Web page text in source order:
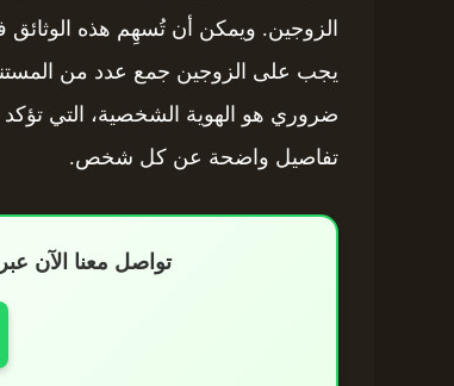
الزوجين. ويمكن أن تُسهِم هذه الوثائق
يجب على الزوجين جمع عدد من
ضروري هو الهوية الشخصية، التي تؤكد
تفاصيل واضحة عن كل شخص.
تواصل معنا الآن